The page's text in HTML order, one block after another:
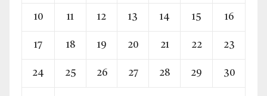
10 11 12 13 14 15 16
17 18 19 20 21 22 23
24 25 26 27 28 29 30